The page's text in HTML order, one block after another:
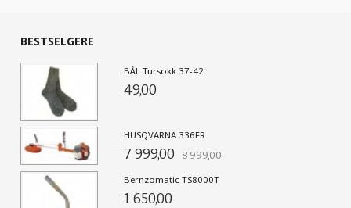
BESTSELGERE
BÅL Tursokk 37-42
49,00
HUSQVARNA 336FR
7 999,00 8 999,00
Bernzomatic TS8000T
1 650,00